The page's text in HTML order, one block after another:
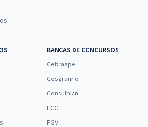
BANCAS DE CONCURSOS
Cebraspe
Cesgranrio
Consulplan
FCC
FGV